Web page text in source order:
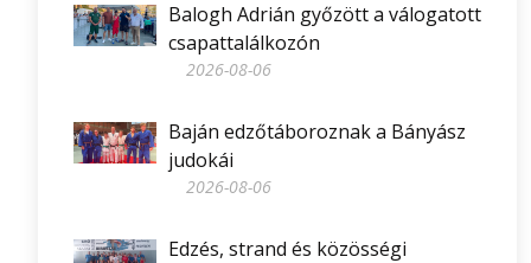
Balogh Adrián győzött a válogatott
csapattalálkozón
2026-08-06
Baján edzőtáboroznak a Bányász
judokái
2026-08-06
Edzés, strand és közösségi